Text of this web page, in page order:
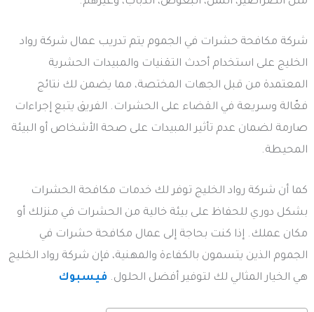
شركة مكافحة حشرات في الجموم يتم تدريب عمال شركة رواد
الخليج على استخدام أحدث التقنيات والمبيدات الحشرية
المعتمدة من قبل الجهات المختصة، مما يضمن لك نتائج
فعّالة وسريعة في القضاء على الحشرات. الفريق يتبع إجراءات
صارمة لضمان عدم تأثير المبيدات على صحة الأشخاص أو البيئة
المحيطة.
كما أن شركة رواد الخليج توفر لك خدمات مكافحة الحشرات
بشكل دوري للحفاظ على بيئة خالية من الحشرات في منزلك أو
مكان عملك. إذا كنت بحاجة إلى عمال مكافحة حشرات في
الجموم الذين يتسمون بالكفاءة والمهنية، فإن شركة رواد الخليج
هي الخيار المثالي لك لتوفير أفضل الحلول. فيسبوك